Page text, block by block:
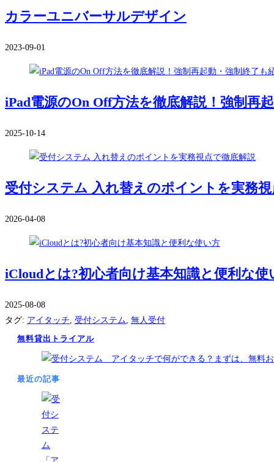
カラーユニバーサルデザイン
2023-09-01
iPad電源のOn Off方法を徹底解説！強制再
2025-10-14
受付システム 入れ替えのポイントを実務
2026-04-08
iCloudとは?初心者向け基本知識と便利な使
2025-08-08
タグ: アイタッチ, 受付システム, 無人受付
無料貸出トライアル
最近の記事